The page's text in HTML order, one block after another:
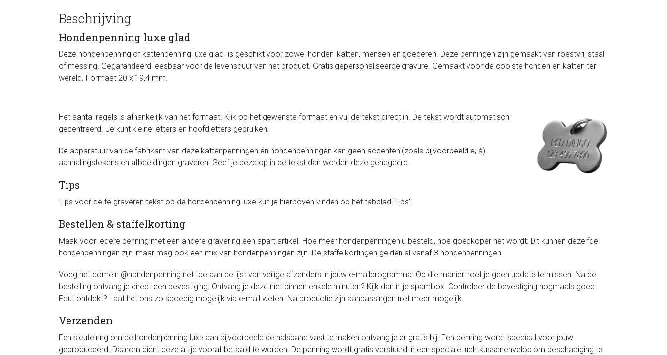
Beschrijving
Hondenpenning luxe glad
Deze hondenpenning of kattenpenning luxe glad is geschikt voor zowel honden, katten, mensen en goederen. Deze penningen zijn gemaakt van roestvrij staal
of messing. Gegarandeerd leesbaar voor de levensduur van het product. Gratis gepersonaliseerde gravure. Gemaakt voor de coolste honden en katten ter
wereld. Formaat 20 x 19,4 mm.
Het aantal regels is afhankelijk van het formaat. Klik op het gewenste formaat en vul de tekst direct in. De tekst wordt automatisch
gecentreerd. Je kunt kleine letters en hoofdletters gebruiken.
De apparatuur van de fabrikant van deze kattenpenningen en hondenpenningen kan geen accenten (zoals bijvoorbeeld ë, à),
aanhalingstekens en afbeeldingen graveren. Geef je deze op in de tekst dan worden deze genegeerd.
Tips
Tips voor de te graveren tekst op de hondenpenning luxe kun je hierboven vinden op het tabblad ‘Tips’.
Bestellen & staffelkorting
Maak voor iedere penning met een andere gravering een apart artikel. Hoe meer hondenpenningen u besteld, hoe goedkoper het wordt. Dit kunnen dezelfde
hondenpenningen zijn, maar mag ook een mix van hondenpenningen zijn. De staffelkortingen gelden al vanaf 3 hondenpenningen.
Voeg het domein @hondenpenning.net toe aan de lijst van veilige afzenders in jouw e-mailprogramma. Op die manier hoef je geen update te missen. Na de
bestelling ontvang je direct een bevestiging. Ontvang je deze niet binnen enkele minuten? Kijk dan in je spambox. Controleer de bevestiging nogmaals goed.
Fout ontdekt? Laat het ons zo spoedig mogelijk via e-mail weten. Na productie zijn aanpassingen niet meer mogelijk.
Verzenden
Een sleutelring om de hondenpenning luxe aan bijvoorbeeld de halsband vast te maken ontvang je er gratis bij. Een penning wordt speciaal voor jouw
geproduceerd. Daarom dient deze altijd vooraf betaald te worden. De penning wordt gratis verstuurd in een speciale luchtkussenenvelop om beschadiging te